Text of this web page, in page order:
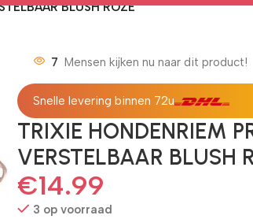
BLUSH ROZE
7 Mensen kijken nu naar dit product!
Snelle levering binnen 72u
TRIXIE HONDENRIEM
VERSTELBAAR BLUSH
€14.99
3 op voorraad